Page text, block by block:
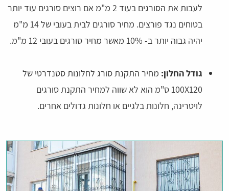
לעבות את הסורגים בעוד 2 מ"מ אם רוצים סורגים עוד יותר
בטוחים נגד פורצים. מחיר סורגים לבית בעובי של 14 מ"מ
יהיה גבוה יותר ב- 10% מאשר מחיר סורגים בעובי 12 מ"מ.
גודל החלון: מחיר התקנת סורג לחלונות סטנדרטי של
100X120 ס"מ הוא לא שווה למחיר התקנת סורגים
לויטרינה, חלונות בלגיים או חלונות גדולים אחרים.